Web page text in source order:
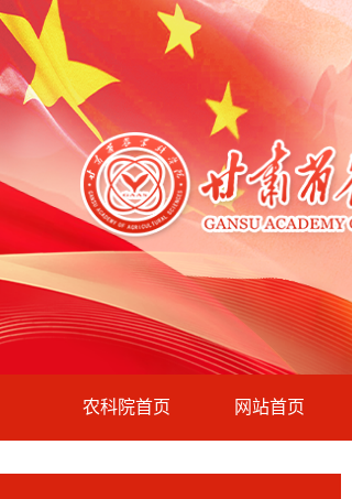
农科院首页 网站首页